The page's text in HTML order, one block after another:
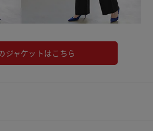
ジャケットはこちら